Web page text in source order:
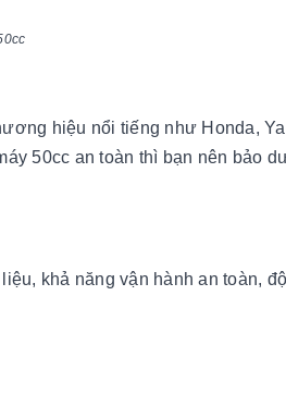
hiệu nổi tiếng như Honda,
50cc an toàn thì bạn nên bảo
khả năng vận hành an toàn,